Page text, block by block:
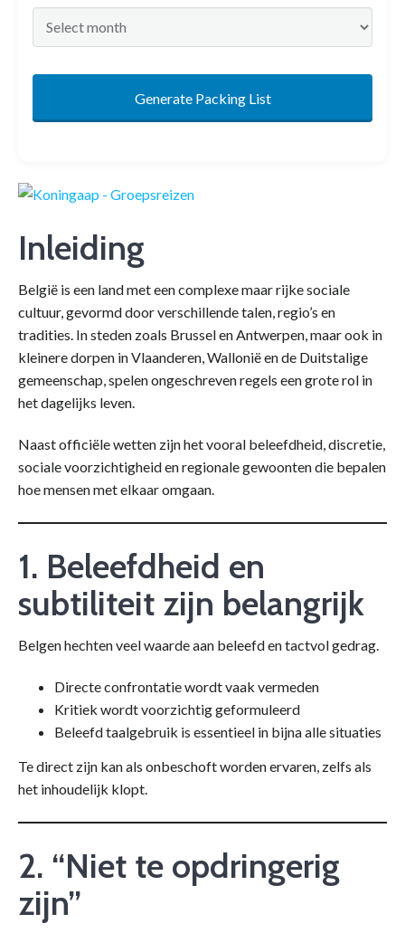
Generate Packing List
Inleiding
België is een land met een complexe maar rijke sociale
cultuur, gevormd door verschillende talen, regio’s en
tradities. In steden zoals Brussel en Antwerpen, maar ook in
kleinere dorpen in Vlaanderen, Wallonië en de Duitstalige
gemeenschap, spelen ongeschreven regels een grote rol in
het dagelijks leven.
Naast officiële wetten zijn het vooral beleefdheid, discretie,
sociale voorzichtigheid en regionale gewoonten die bepalen
hoe mensen met elkaar omgaan.
1. Beleefdheid en
subtiliteit zijn belangrijk
Belgen hechten veel waarde aan beleefd en tactvol gedrag.
Directe confrontatie wordt vaak vermeden
Kritiek wordt voorzichtig geformuleerd
Beleefd taalgebruik is essentieel in bijna alle situaties
Te direct zijn kan als onbeschoft worden ervaren, zelfs als
het inhoudelijk klopt.
2. “Niet te opdringerig
zijn”